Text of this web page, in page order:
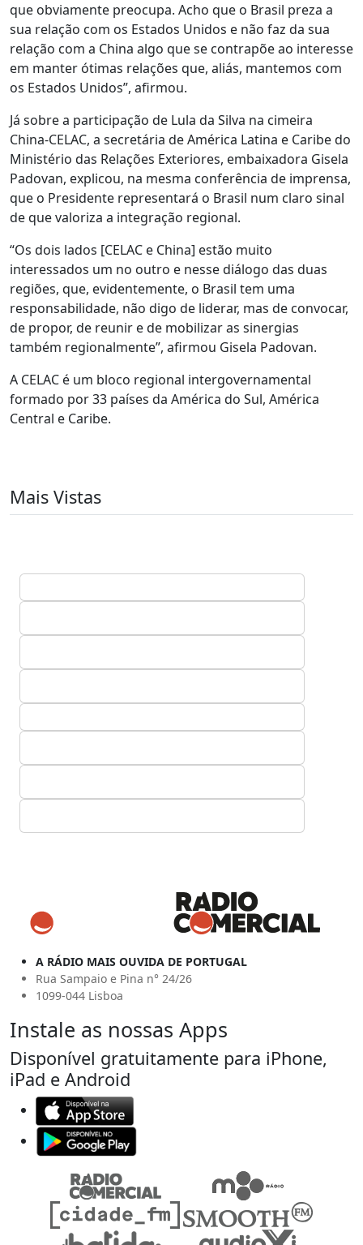
que obviamente preocupa. Acho que o Brasil preza a
sua relação com os Estados Unidos e não faz da sua
relação com a China algo que se contrapõe ao interesse
em manter ótimas relações que, aliás, mantemos com
os Estados Unidos”, afirmou.
Já sobre a participação de Lula da Silva na cimeira
China-CELAC, a secretária de América Latina e Caribe do
Ministério das Relações Exteriores, embaixadora Gisela
Padovan, explicou, na mesma conferência de imprensa,
que o Presidente representará o Brasil num claro sinal
de que valoriza a integração regional.
“Os dois lados [CELAC e China] estão muito
interessados um no outro e nesse diálogo das duas
regiões, que, evidentemente, o Brasil tem uma
responsabilidade, não digo de liderar, mas de convocar,
de propor, de reunir e de mobilizar as sinergias
também regionalmente”, afirmou Gisela Padovan.
A CELAC é um bloco regional intergovernamental
formado por 33 países da América do Sul, América
Central e Caribe.
Mais Vistas
A RÁDIO MAIS OUVIDA DE PORTUGAL
Rua Sampaio e Pina n° 24/26
1099-044 Lisboa
Instale as nossas Apps
Disponível gratuitamente para iPhone,
iPad e Android